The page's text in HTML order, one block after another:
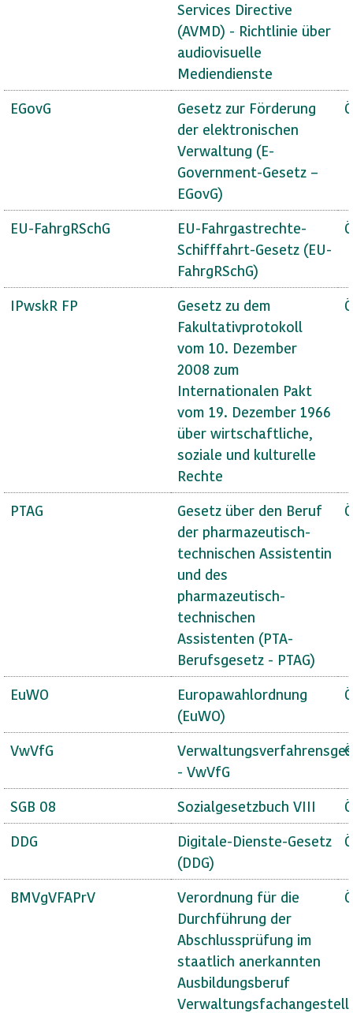
Services Directive
(AVMD) - Richtlinie über
audiovisuelle
Mediendienste
EGovG
Gesetz zur Förderung
der elektronischen
Verwaltung (E-
Government-Gesetz –
EGovG)
EU-FahrgRSchG
EU-Fahrgastrechte-
Schifffahrt-Gesetz (EU-
FahrgRSchG)
IPwskR FP
Gesetz zu dem
Fakultativprotokoll
vom 10. Dezember
2008 zum
Internationalen Pakt
vom 19. Dezember 1966
über wirtschaftliche,
soziale und kulturelle
Rechte
PTAG
Gesetz über den Beruf
der pharmazeutisch-
technischen Assistentin
und des
pharmazeutisch-
technischen
Assistenten (PTA-
Berufsgesetz - PTAG)
EuWO
Europawahlordnung
(EuWO)
VwVfG
- VwVfG
SGB 08 Sozialgesetzbuch VIII
DDG
Digitale-Dienste-Gesetz
(DDG)
BMVgVFAPrV
Verordnung für die
Durchführung der
Abschlussprüfung im
staatlich anerkannten
Ausbildungsberuf